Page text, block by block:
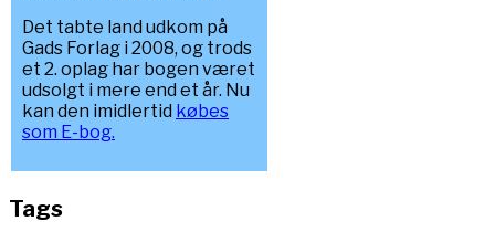
Det tabte land udkom på
Gads Forlag i 2008, og trods
et 2. oplag har bogen været
udsolgt i mere end et år. Nu
kan den imidlertid købes
som E-bog.
Tags